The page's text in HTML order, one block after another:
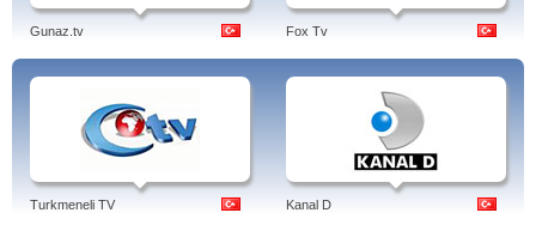
Gunaz.tv Fox Tv
Turkmeneli TV Kanal D